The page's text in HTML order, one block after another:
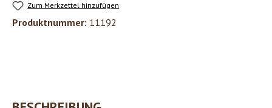
Zum Merkzettel hinzufügen
Produktnummer: 11192